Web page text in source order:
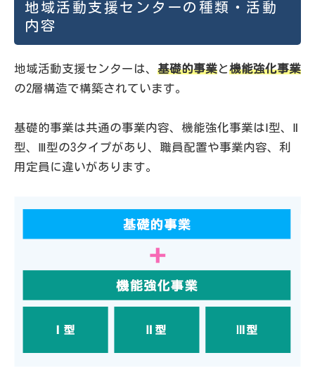
地域活動支援センターの種類・活動
内容
地域活動支援センターは、 基礎的事業と機能強化事業
の2層構造で構築されています。
基礎的事業は共通の事業内容、機能強化事業はⅠ型、Ⅱ
型、Ⅲ型の3タイプがあり、職員配置や事業内容、利
用定員に違いがあります。